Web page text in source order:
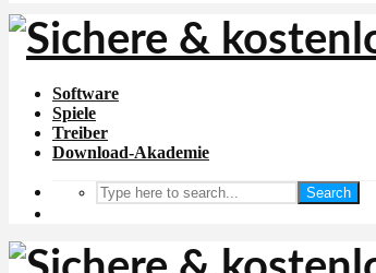
Software
Spiele
Treiber
Download-Akademie
Search